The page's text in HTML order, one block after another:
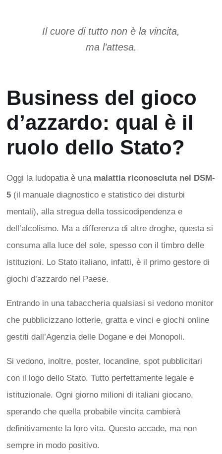
Il cuore di tutto non è la vincita,
ma l’attesa.
Business del gioco
d’azzardo: qual è il
ruolo dello Stato?
Oggi la ludopatia è una malattia riconosciuta nel DSM-
5(il manuale diagnostico e statistico dei disturbi
mentali), alla stregua della tossicodipendenza e
dell’alcolismo. Ma a differenza di altre droghe, questa si
consuma alla luce del sole, spesso con il timbro delle
istituzioni. Lo Stato italiano, infatti, è il primo gestore di
giochi d’azzardo nel Paese.
Entrando in una tabaccheria qualsiasi si vedono monitor
che pubblicizzano lotterie, gratta e vinci e giochi online
gestiti dall’Agenzia delle Dogane e dei Monopoli.
Si vedono, inoltre, poster, locandine, spot pubblicitari
con il logo dello Stato. Tutto perfettamente legale e
istituzionale. Ogni giorno milioni di italiani giocano,
sperando che quella probabile vincita cambierà
definitivamente la loro vita. Questo accade, ma non
sempre in modo positivo.